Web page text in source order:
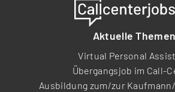
Aktuelle Themen
Virtual Personal
Übergangsjob im Call-
Ausbildung zum/zur